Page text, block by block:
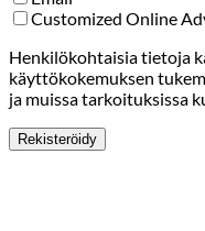
Customized Online
Henkilökohtaisia tietoja
käyttökokemuksen
ja muissa tarkoituksissa
Rekisteröidy